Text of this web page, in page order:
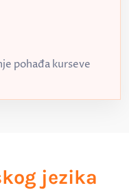
pohađa kurseve
jezika